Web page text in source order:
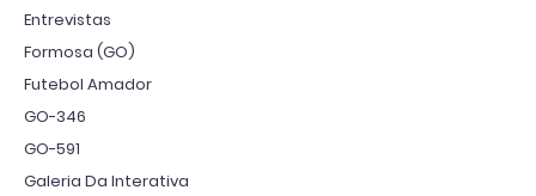
Entrevistas
Formosa (GO)
Futebol Amador
GO-346
GO-591
Galeria Da Interativa